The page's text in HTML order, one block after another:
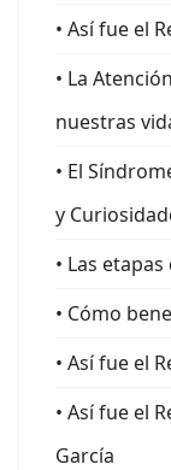
• Así fue el
• La
nuestras
• El
y
• Las
• Cómo
• Así fue el
• Así fue el
García